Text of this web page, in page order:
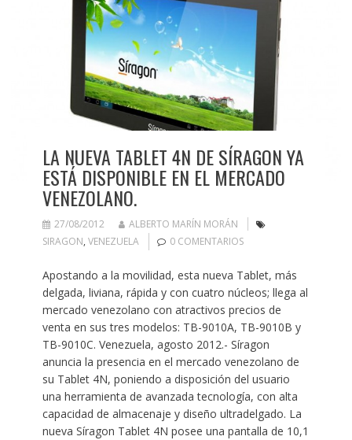
LA NUEVA TABLET 4N DE SÍRAGON YA
ESTÁ DISPONIBLE EN EL MERCADO
VENEZOLANO.
27/08/2012
ALBERTO MARÍN MORÁN
SIRAGON, VENEZUELA 0 COMENTARIOS
Apostando a la movilidad, esta nueva Tablet, más
delgada, liviana, rápida y con cuatro núcleos; llega al
mercado venezolano con atractivos precios de
venta en sus tres modelos: TB-9010A, TB-9010B y
TB-9010C. Venezuela, agosto 2012.- Síragon
anuncia la presencia en el mercado venezolano de
su Tablet 4N, poniendo a disposición del usuario
una herramienta de avanzada tecnología, con alta
capacidad de almacenaje y diseño ultradelgado. La
nueva Síragon Tablet 4N posee una pantalla de 10,1